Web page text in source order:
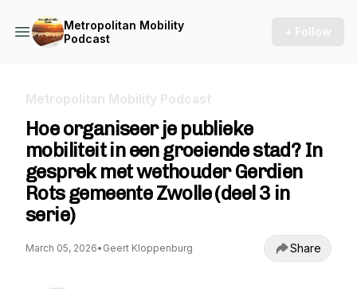
Metropolitan Mobility
Podcast
+ Follow
Metropolitan Mobility Podcast
Hoe organiseer je publieke
mobiliteit in een groeiende stad? In
gesprek met wethouder Gerdien
Rots gemeente Zwolle (deel 3 in
serie)
March 05, 2026• Geert Kloppenburg Share